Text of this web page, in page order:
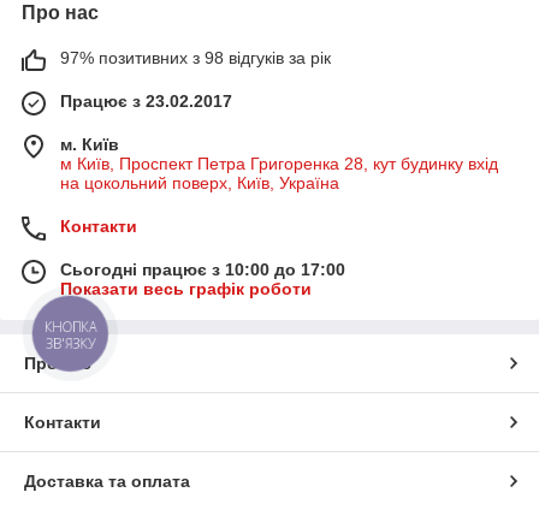
Про нас
97% позитивних з 98 відгуків за рік
Працює з 23.02.2017
м. Київ
м Київ, Проспект Петра Григоренка 28, кут будинку вхід
на цокольний поверх, Київ, Україна
Контакти
Сьогодні працює з 10:00 до 17:00
Показати весь графік роботи
Про нас
Контакти
Доставка та оплата
КНОПКА
ЗВ'ЯЗКУ